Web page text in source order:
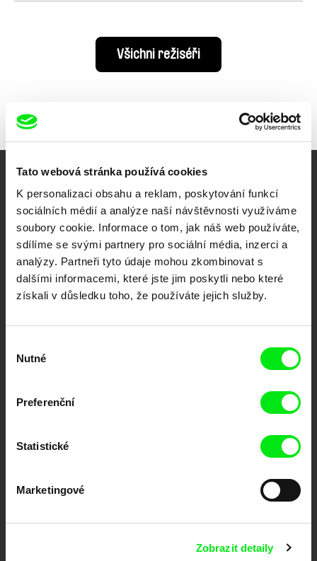
Tato webová stránka používá cookies
K personalizaci obsahu a reklam, poskytování funkcí
sociálních médií a analýze naší návštěvnosti využíváme
soubory cookie. Informace o tom, jak náš web používáte,
sdílíme se svými partnery pro sociální média, inzerci a
analýzy. Partneři tyto údaje mohou zkombinovat s
dalšími informacemi, které jste jim poskytli nebo které
získali v důsledku toho, že používáte jejich služby.
souhlasu
Nutné
Preferenční
Statistické
Marketingové
Zobrazit detaily
Všichni režiséři
Vaše online
dokumentární kino
Nové festivalové filmy
každý týden
DOK Leipzig